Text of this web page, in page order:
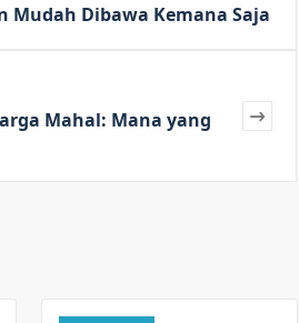
Mudah Dibawa Kemana Saja
Mahal: Mana yang